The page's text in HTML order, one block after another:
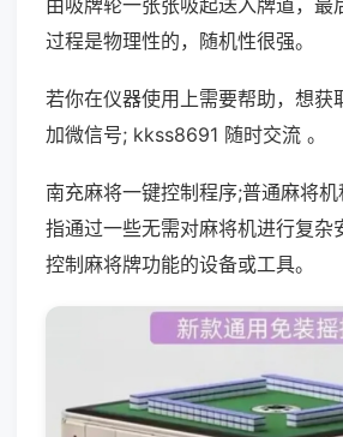
由吸牌轮一张张吸起送入牌道，最
过程是物理性的，随机性很强。
若你在仪器使用上需要帮助，想获
加微信号; kkss8691 随时交流 。
南充麻将一键控制程序;普通麻将
指通过一些无需对麻将机进行复杂
控制麻将牌功能的设备或工具。